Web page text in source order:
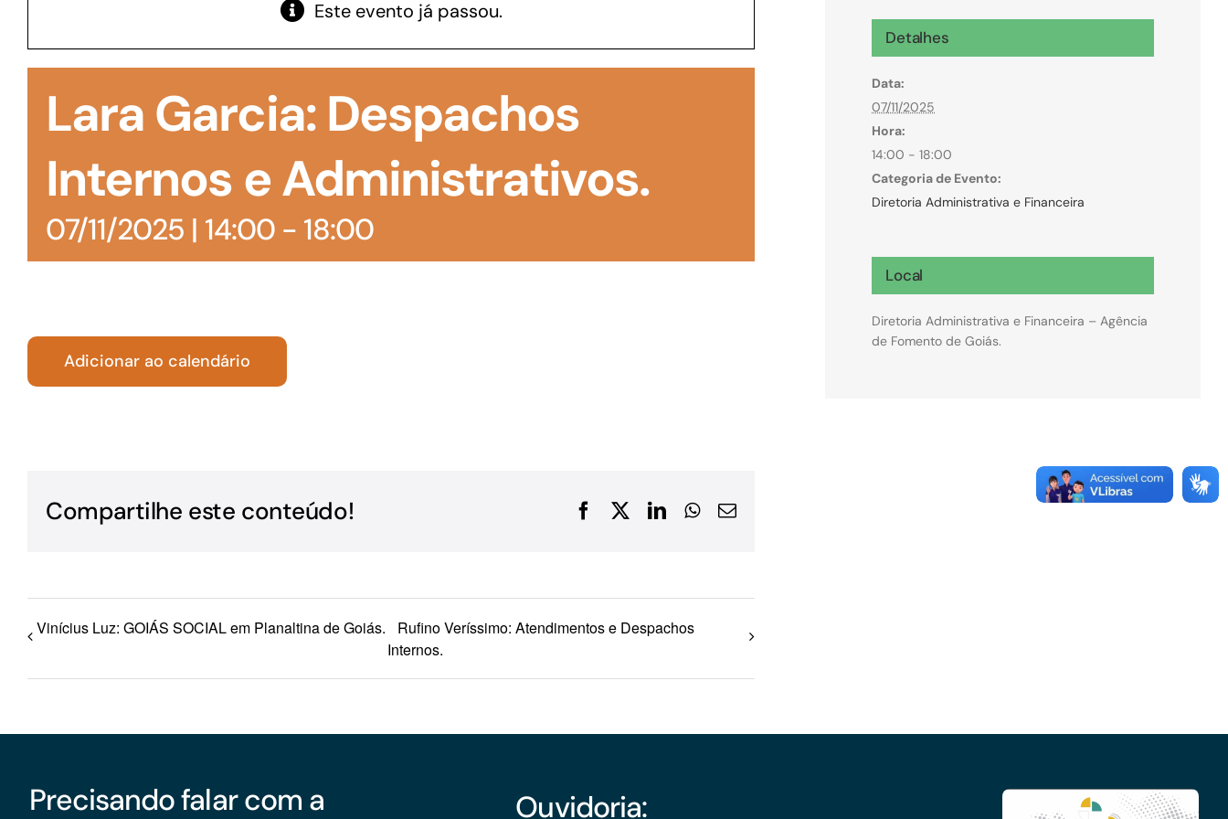
manutenção de estoques e despesas operacionais
realizar obras, dentre outros serviços
Microcrédito
Para MEI, microempresas e pessoas físicas
(feirantes e transportes)
Turismo
Este evento já passou.
Lara Garcia: Despachos
Internos e Administrativos.
07/11/2025 | 14:00- 18:00
Adicionar ao calendário
Compartilhe este conteúdo! FacebookLinkedInWhatsApp
E-
Vinícius Luz: GOIÁS SOCIAL em Planaltina de Goiás.
Rufino Veríssimo: Atendimentos e Despachos
Internos.
Detalhes
Data:
07/11/2025
Hora:
14:00 - 18:00
Categoria de Evento:
Diretoria Administrativa e Financeira
Local
Diretoria Administrativa e Financeira – Agência
de Fomento de Goiás.
Precisando falar com a
Ouvidoria: